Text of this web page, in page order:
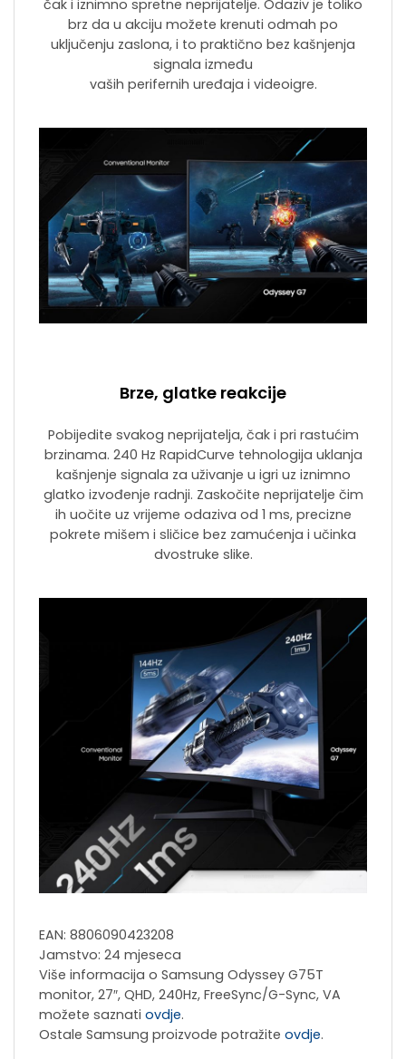
čak i iznimno spretne neprijatelje. Odaziv je toliko
brz da u akciju možete krenuti odmah po
uključenju zaslona, i to praktično bez kašnjenja
signala između
vaših perifernih uređaja i videoigre.
Brze, glatke reakcije
Pobijedite svakog neprijatelja, čak i pri rastućim
brzinama. 240 Hz RapidCurve tehnologija uklanja
kašnjenje signala za uživanje u igri uz iznimno
glatko izvođenje radnji. Zaskočite neprijatelje čim
ih uočite uz vrijeme odaziva od 1 ms, precizne
pokrete mišem i sličice bez zamućenja i učinka
dvostruke slike.
EAN: 8806090423208
Jamstvo: 24 mjeseca
Više informacija o Samsung Odyssey G75T
monitor, 27″, QHD, 240Hz, FreeSync/G-Sync, VA
možete saznati ovdje.
Ostale Samsung proizvode potražite ovdje.